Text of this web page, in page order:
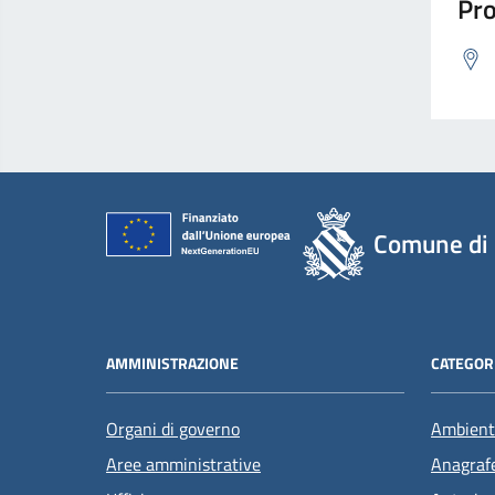
Comune
AMMINISTRAZIONE
Organi di governo
Aree amministrative